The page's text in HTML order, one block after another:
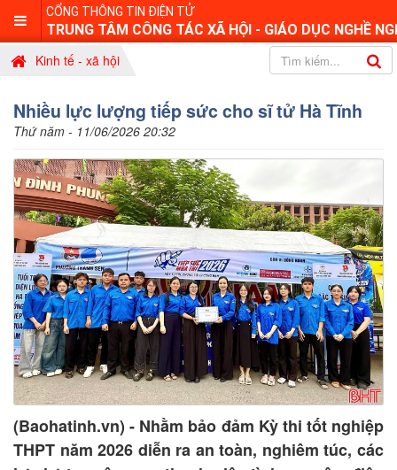
CỔNG THÔNG TIN ĐIỆN TỬ
TRUNG TÂM CÔNG TÁC XÃ HỘI - GIÁO DỤC NGHỀ
Kinh tế - xã hội
Nhiều lực lượng tiếp sức cho sĩ tử Hà Tĩnh
Thứ năm - 11/06/2026 20:32
(Baohatinh.vn) - Nhằm bảo đảm Kỳ thi tốt nghiệp
THPT năm 2026 diễn ra an toàn, nghiêm túc, các